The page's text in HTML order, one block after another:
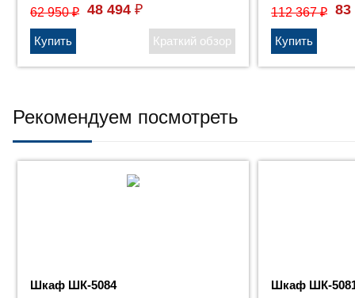
62 950₽ 48 494₽ 112 367₽
Рекомендуем посмотреть
Шкаф ШК-5084 Шкаф ШК-